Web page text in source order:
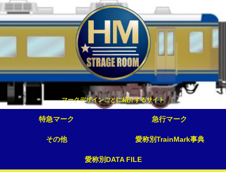
マークデザインごとに紹介するサイト
特急マーク 急行マーク
その他 愛称別TrainMark事典
愛称別DATA FILE